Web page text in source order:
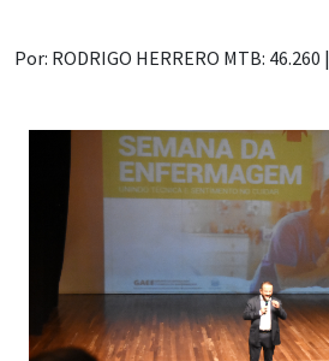
Por: RODRIGO HERRERO MTB: 46.260 |